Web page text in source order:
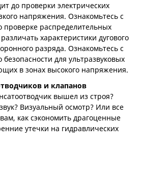
до проверки электрических
напряжения. Ознакомьтесь с
распределительных
характеристики дугового
разряда. Ознакомьтесь с
для ультразвуковых
в зонах высокого напряжения.
и клапанов
вышел из строя?
Визуальный осмотр? Или все
как сэкономить драгоценные
утечки на гидравлических